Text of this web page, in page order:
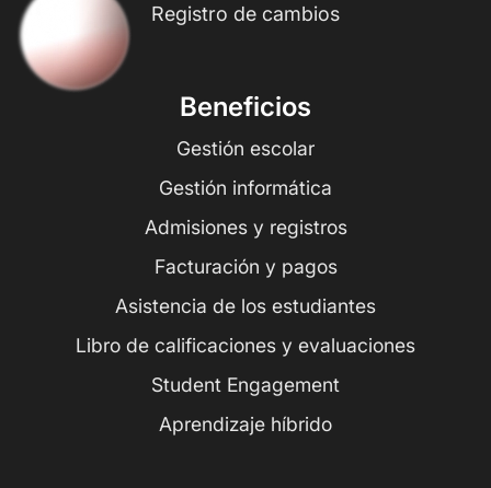
Registro de cambios
Beneficios
Gestión escolar
Gestión informática
Admisiones y registros
Facturación y pagos
Asistencia de los estudiantes
Libro de calificaciones y evaluaciones
Student Engagement
Aprendizaje híbrido